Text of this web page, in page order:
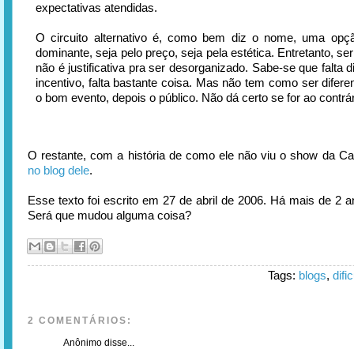
expectativas atendidas.
O circuito alternativo é, como bem diz o nome, uma
dominante, seja pelo preço, seja pela estética. Entretanto,
não é justificativa pra ser desorganizado. Sabe-se que falta
incentivo, falta bastante coisa. Mas não tem como ser
o bom evento, depois o público. Não dá certo se for ao
O restante, com a história de como ele não viu o show da
no blog dele.
Esse texto foi escrito em 27 de abril de 2006. Há mais de 2
Será que mudou alguma coisa?
Tags: blogs,
2 COMENTÁRIOS:
Anônimo disse...